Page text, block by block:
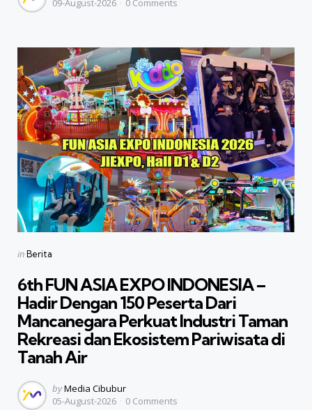
by
09-August-2026 0 Comments
Categories
Posted
inBerita
6th FUN ASIA EXPO INDONESIA –
Hadir Dengan 150 Peserta Dari
Mancanegara Perkuat Industri Taman
Rekreasi dan Ekosistem Pariwisata di
Tanah Air
Posted
by
byMedia Cibubur
05-August-2026
0 Comments